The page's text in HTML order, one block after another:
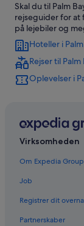
Skal du til Palm
rejseguider for at
på lejebiler og
Hoteller i
Rejser til Palm
Oplevelser i
Virksomheden
Om Expedia Group
Job
Registrer dit
Partnerskaber